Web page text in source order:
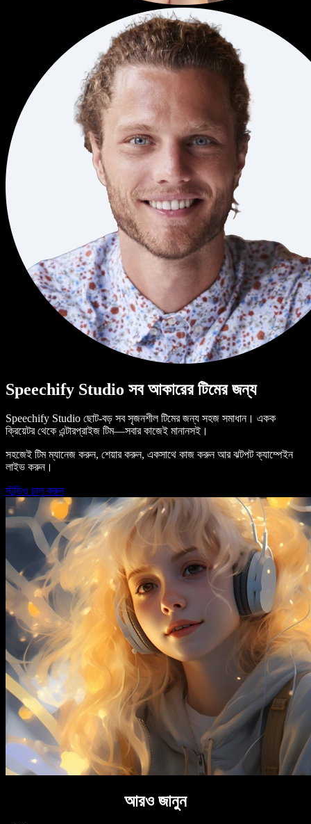
Speechify Studio সব আকারের টিমের জন্য
Speechify Studio ছোট-বড় সব সৃজনশীল টিমের জন্য সহজ সমাধান। একক
ক্রিয়েটর থেকে এন্টারপ্রাইজ টিম—সবার কাজেই মানানসই।
সহজেই টিম ম্যানেজ করুন, শেয়ার করুন, একসাথে কাজ করুন আর ঝটপট ক্যাম্পেইন
লাইভ করুন।
স্টুডিও চালু করুন
আরও জানুন